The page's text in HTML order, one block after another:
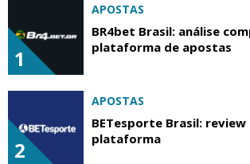
1
APOSTAS
BR4bet Brasil: análise
plataforma de apostas
2
APOSTAS
BETesporte Brasil:
plataforma